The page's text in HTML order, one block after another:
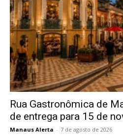
Rua Gastronômica de
de entrega para 15 de
Manaus Alerta - 7 de agosto de 2026